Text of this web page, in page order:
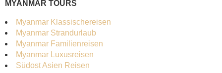
MYANMAR TOURS
Myanmar Klassischereisen
Myanmar Strandurlaub
Myanmar Familienreisen
Myanmar Luxusreisen
Südost Asien Reisen